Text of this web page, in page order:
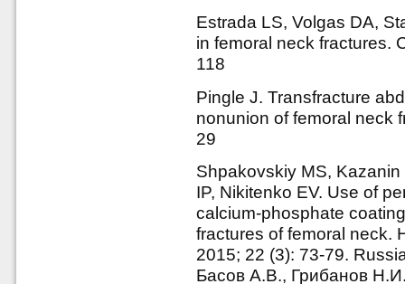
Estrada LS, Volgas DA,
in femoral neck fractures.
118
Pingle J. Transfracture
nonunion of femoral neck
29
Shpakovskiy MS,
IP, Nikitenko EV. Use of
calcium-phosphate
fractures of femoral neck.
2015; 22 (3): 73-79.
Басов А.В., Грибанов